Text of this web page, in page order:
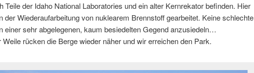
Teile der Idaho National Laboratories und ein alter Kernrekator befinden. Hier
der Wiederaufarbeitung von nuklearem Brennstoff gearbeitet. Keine schlechte
einer sehr abgelegenen, kaum besiedelten Gegend anzusiedeln…
Weile rücken die Berge wieder näher und wir erreichen den Park.